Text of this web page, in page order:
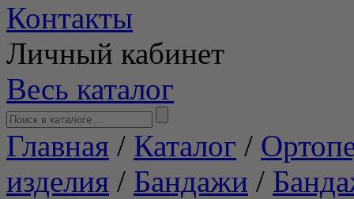
Контакты
Личный кабинет
Весь каталог
Главная / Каталог /
изделия / Бандажи /